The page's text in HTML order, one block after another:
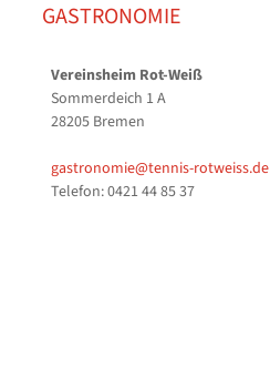
GASTRONOMIE
Vereinsheim Rot-Weiß
Sommerdeich 1 A
28205 Bremen
gastronomie@tennis-rotweiss.de
Telefon: 0421 44 85 37